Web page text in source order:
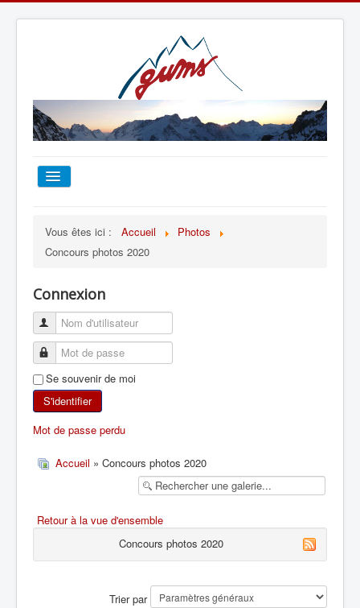
TOUT SUR LE GUMS
ESCALADE
ALPINISME
SKI DE RANDONNÉE
RANDONNÉE SPORTIVE
Vous êtes ici : Accueil
Photos
Concours photos 2020
Connexion
Se souvenir de moi
S'identifier
Mot de passe perdu
Accueil » Concours photos 2020
Retour à la vue d'ensemble
Concours photos 2020
Trier par